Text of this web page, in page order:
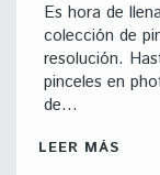
Es hora de
colección de
resolución.
pinceles en
de…
LEER MÁS